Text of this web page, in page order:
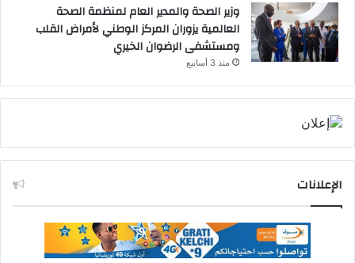
وزير الصحة والمدير العام لمنظمة الصحة
العالمية يزوران المركز الوطني لأمراض القلب
ومستشفى الرضوان الخيري
منذ 3 أسابيع
الإعلانات